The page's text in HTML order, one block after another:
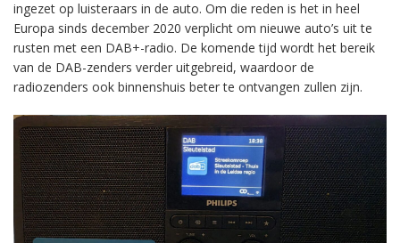
ingezet op luisteraars in de auto. Om die reden is het in heel
Europa sinds december 2020 verplicht om nieuwe auto’s uit te
rusten met een DAB+-radio. De komende tijd wordt het bereik
van de DAB-zenders verder uitgebreid, waardoor de
radiozenders ook binnenshuis beter te ontvangen zullen zijn.